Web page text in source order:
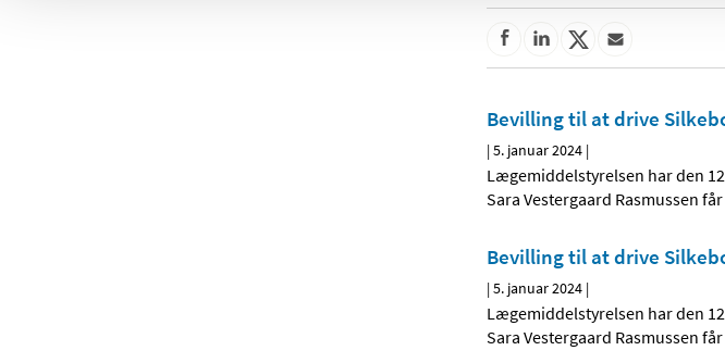
Bevilling til at drive
|5. januar 2024 |
Lægemiddelstyrelsen har den
Sara Vestergaard Rasmussen
Bevilling til at drive
|5. januar 2024 |
Lægemiddelstyrelsen har den
Sara Vestergaard Rasmussen